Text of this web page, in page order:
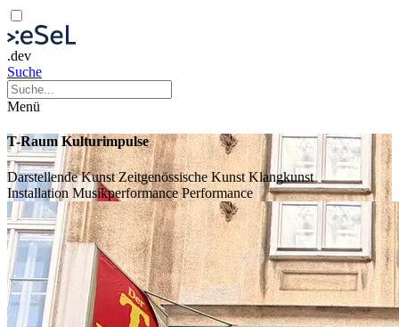
.dev
Suche
Menü
T-Raum Kulturimpulse
Darstellende KunstZeitgenössische KunstKlangkunst
InstallationMusikperformancePerformance